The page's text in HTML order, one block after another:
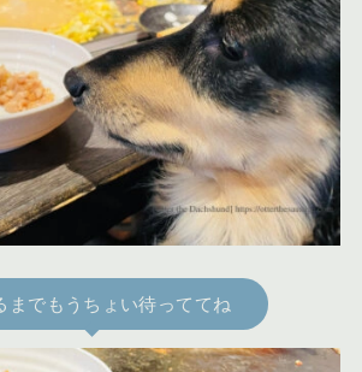
までもうちょい待っててね